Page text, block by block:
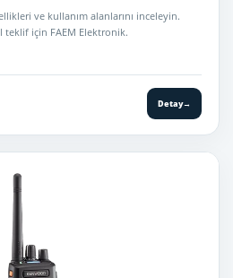
ve kullanım alanlarını inceleyin.
için FAEM Elektronik.
Detay→